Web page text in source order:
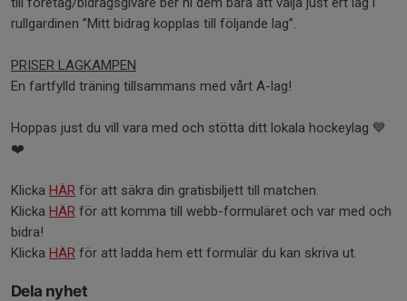
rullgardinen ”Mitt bidrag kopplas till följande lag”.
PRISER LAGKAMPEN
En fartfylld träning tillsammans med vårt A-lag!
Hoppas just du vill vara med och stötta ditt lokala hockeylag 💙
❤️
Klicka HÄR för att säkra din gratisbiljett till matchen.
Klicka HÄR för att komma till webb-formuläret och var med och
bidra!
Klicka HÄR för att ladda hem ett formulär du kan skriva ut.
Dela nyhet